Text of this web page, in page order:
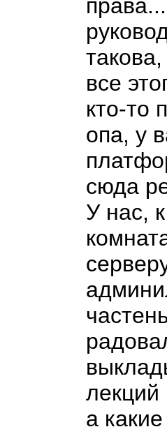
все
кто-то
опа, у
сюда
У нас,
лекций
а